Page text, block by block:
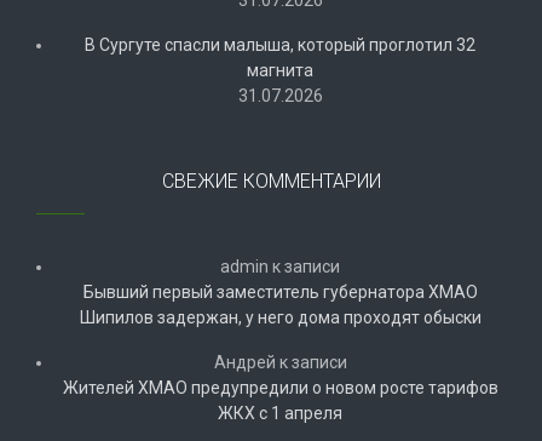
В Сургуте спасли малыша, который проглотил 32
магнита
31.07.2026
СВЕЖИЕ КОММЕНТАРИИ
admin к записи
Бывший первый заместитель губернатора ХМАО
Шипилов задержан, у него дома проходят обыски
Андрей к записи
Жителей ХМАО предупредили о новом росте тарифов
ЖКХ с 1 апреля